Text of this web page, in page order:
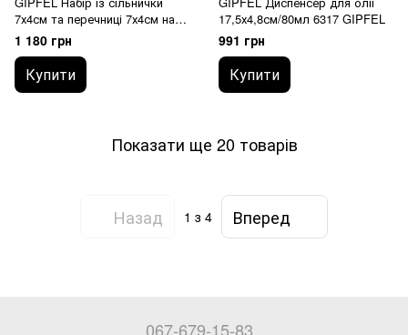
7х4см та перечниці 7х4см на
підставці. Матеріал:
нерж.сталь 18/10 6298 GIPFEL
1 180 грн
Купити
17,5х4,8см/80мл 6317 GIPFEL
991 грн
Купити
Показати ще 20 товарів
Назад 1 з 4 Вперед
067-679-15-83